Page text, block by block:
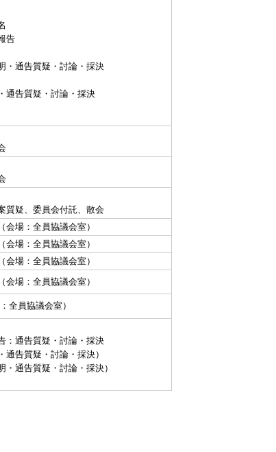
告
・通告質疑・討論・採決
通告質疑・討論・採決
質疑、委員会付託、散会
会場：全員協議会室）
会場：全員協議会室）
会場：全員協議会室）
会場：全員協議会室）
全員協議会室）
：通告質疑・討論・採決
通告質疑・討論・採決）
・通告質疑・討論・採決）